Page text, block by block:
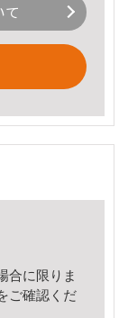
て
合に限りま
ご確認くだ